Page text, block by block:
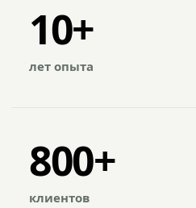
10+
лет опыта
800+
клиентов